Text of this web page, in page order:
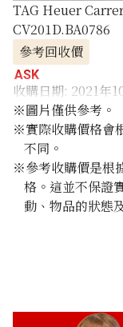
TAG Heuer
CV201D.BA0786
參考回收價
ASK
收購日期: 2021年
※圖片僅供參考。
※實際收購價格會
不同。
※參考收購價是根
格。這並不保證
動、物品的狀態